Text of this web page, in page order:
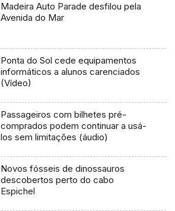
Madeira Auto Parade desfilou pela
Avenida do Mar
Ponta do Sol cede equipamentos
informáticos a alunos carenciados
(Vídeo)
Passageiros com bilhetes pré-
comprados podem continuar a usá-
los sem limitações (áudio)
Novos fósseis de dinossauros
descobertos perto do cabo
Espichel